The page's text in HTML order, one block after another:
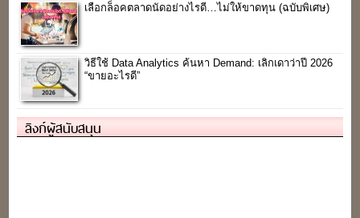
เลือกล็อคตลาดนัดอย่างไรดี…ไม่ให้ขาดทุน (ฉบับพิเศษ)
วิธีใช้ Data Analytics ค้นหา Demand: เลิกเดาว่าปี 2026
“ขายอะไรดี”
ลิงก์ผู้สนับสนุน